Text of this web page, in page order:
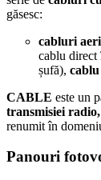
găsesc:
cabluri
cablu
șufă),
CABLE este un
transmisiei
renumit în
Panouri